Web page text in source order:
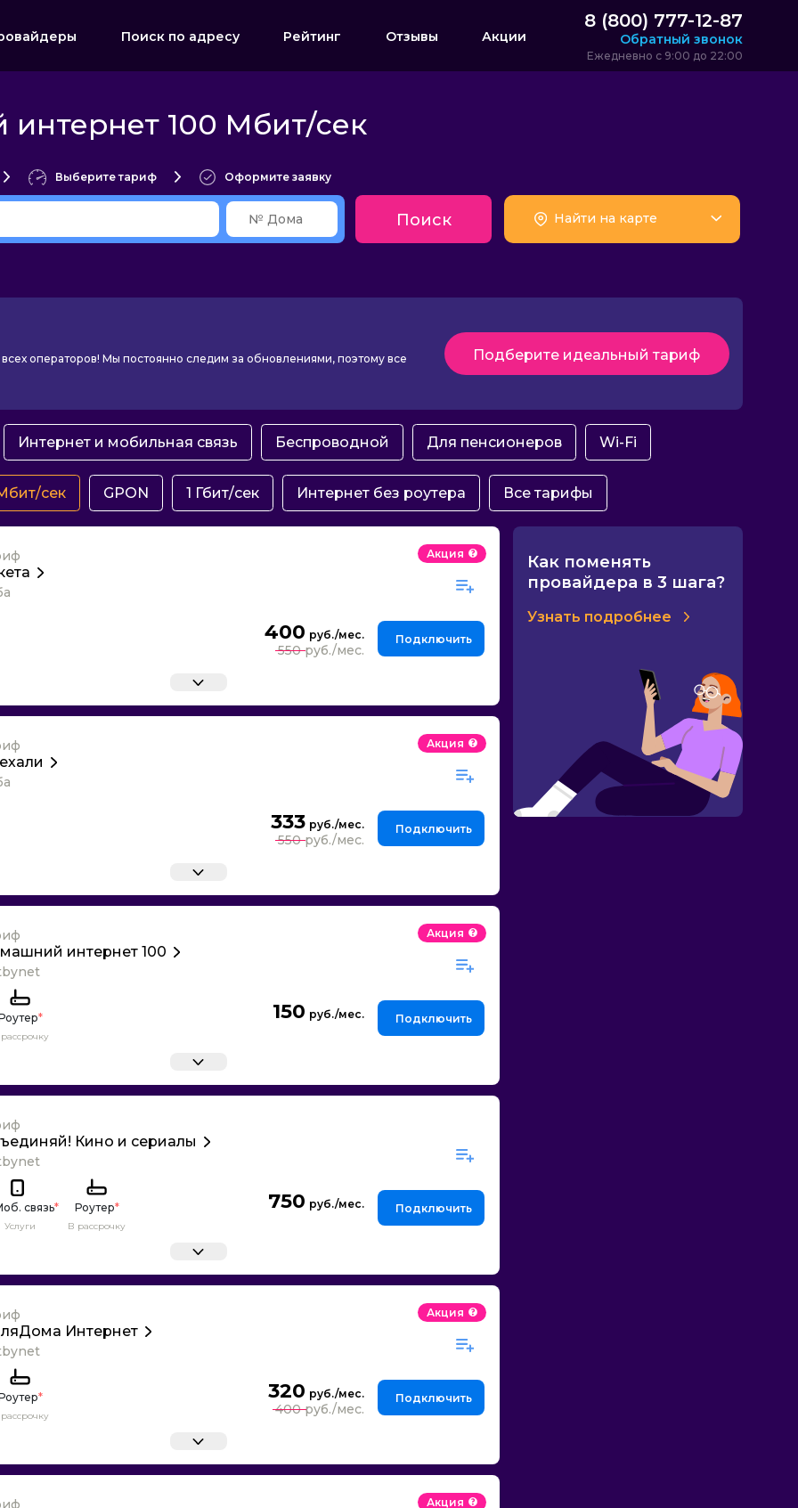
Поиск по адресу Рейтинг Отзывы Акции
8 (800) 777-12-87
Обратный звонок
Ежедневно с 9:00 до 22:00
100 Мбит/сек
Выберите тариф Оформите заявку
Поиск Найти на карте
операторов! Мы постоянно следим за обновлениями, поэтому все
Подберите идеальный тариф
Интернет и мобильная связь Беспроводной Для пенсионеров Wi-Fi
сек GPON 1 Гбит/сек Интернет без роутера Все тарифы
Акция
400
550
Подключить
Акция
333
550
Подключить
интернет 100
Акция
* 150 Подключить
Кино и сериалы
связь*
Услуги
Роутер*
В рассрочку
750 Подключить
Интернет
Акция
* 320
400
Подключить
Акция
Как поменять
провайдера в 3 шага?
Узнать подробнее